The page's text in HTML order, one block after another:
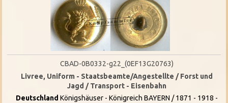
CBAD-0B0332-g22_(0EF13G20763)
Livree, Uniform - Staatsbeamte/Angestellte / Forst und
Jagd / Transport - Eisenbahn
Deutschland Königshäuser - Königreich BAYERN / 1871 - 1918 -